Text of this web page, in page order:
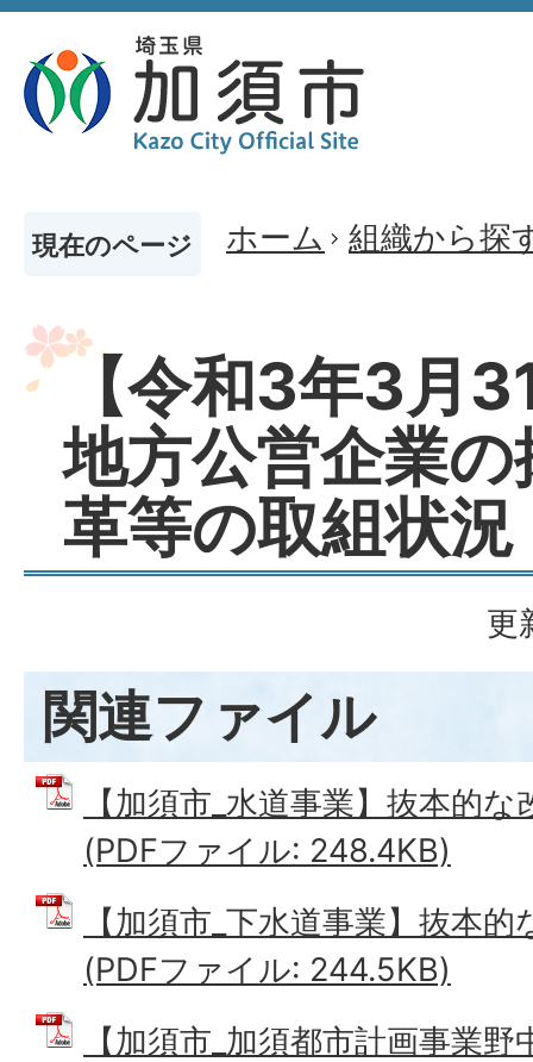
現在のページ ホーム 組織から探
【令和3年3月
地方公営企業
革等の取組状況
更
関連ファイル
【加須市_水道事業】抜本的
(PDFファイル: 248.4KB)
【加須市_下水道事業】抜本
(PDFファイル: 244.5KB)
【加須市_加須都市計画事業